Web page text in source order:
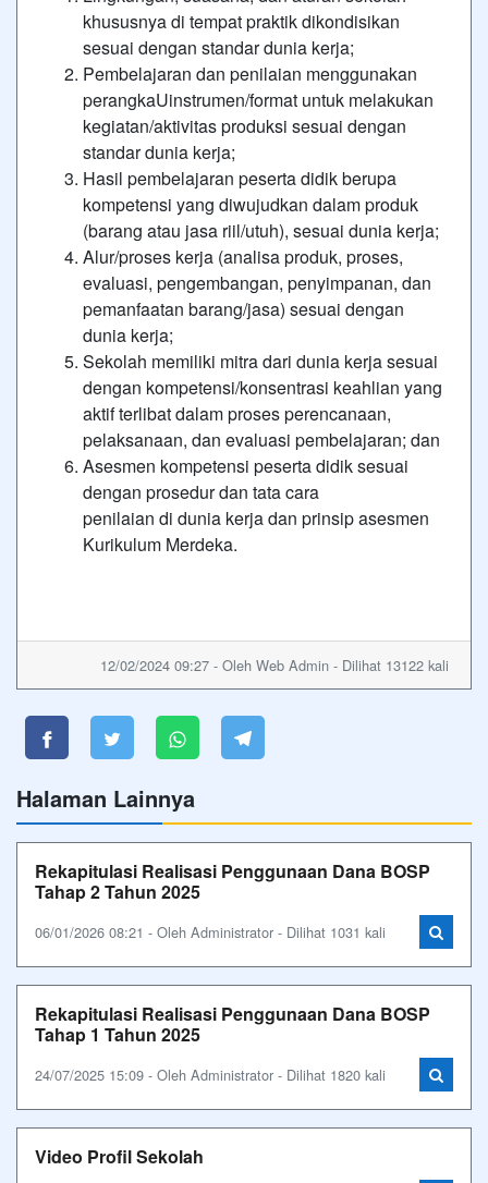
khususnya di tempat praktik dikondisikan
sesuai dengan standar dunia kerja;
Pembelajaran dan penilaian menggunakan
perangkaUinstrumen/format untuk melakukan
kegiatan/aktivitas produksi sesuai dengan
standar dunia kerja;
Hasil pembelajaran peserta didik berupa
kompetensi yang diwujudkan dalam produk
(barang atau jasa riil/utuh), sesuai dunia kerja;
Alur/proses kerja (analisa produk, proses,
evaluasi, pengembangan, penyimpanan, dan
pemanfaatan barang/jasa) sesuai dengan
dunia kerja;
Sekolah memiliki mitra dari dunia kerja sesuai
dengan kompetensi/konsentrasi keahlian yang
aktif terlibat dalam proses perencanaan,
pelaksanaan, dan evaluasi pembelajaran; dan
Asesmen kompetensi peserta didik sesuai
dengan prosedur dan tata cara
penilaian di dunia kerja dan prinsip asesmen
Kurikulum Merdeka.
12/02/2024 09:27 - Oleh Web Admin - Dilihat 13122 kali
Halaman Lainnya
Rekapitulasi Realisasi Penggunaan Dana BOSP
Tahap 2 Tahun 2025
06/01/2026 08:21 - Oleh Administrator - Dilihat 1031 kali
Rekapitulasi Realisasi Penggunaan Dana BOSP
Tahap 1 Tahun 2025
24/07/2025 15:09 - Oleh Administrator - Dilihat 1820 kali
Video Profil Sekolah